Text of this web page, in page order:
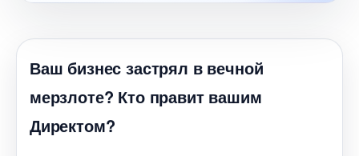
аш бизнес застрял в вечной
мерзлоте? Кто правит вашим
Директом?